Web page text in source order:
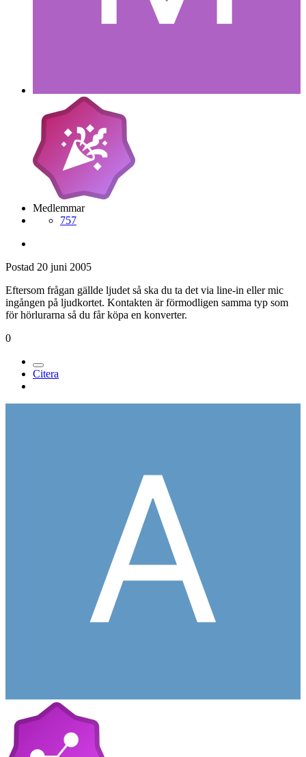
Medlemmar
757
Postad 20 juni 2005
Eftersom frågan gällde ljudet så ska du ta det via line-in eller mic
ingången på ljudkortet. Kontakten är förmodligen samma typ som
för hörlurarna så du får köpa en konverter.
0
Citera